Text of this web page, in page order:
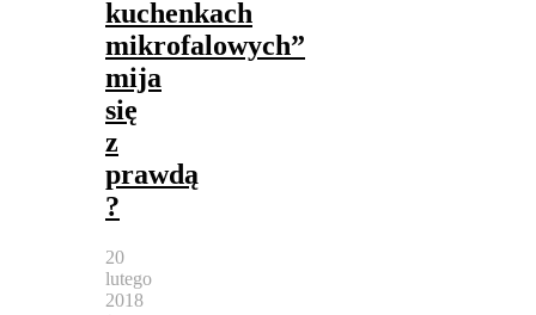
kuchenkach
mikrofalowych”
mija
się
z
prawdą
?
20
lutego
2018